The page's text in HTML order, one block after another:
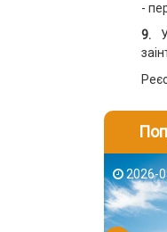
-
9.
2026-